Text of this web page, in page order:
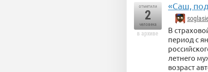
отметили
2
человека
в архиве
«Саш,
В
период с
летнего
возраст